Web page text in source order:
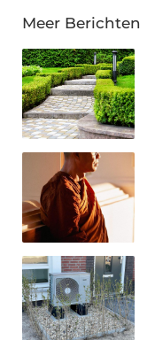
Meer Berichten